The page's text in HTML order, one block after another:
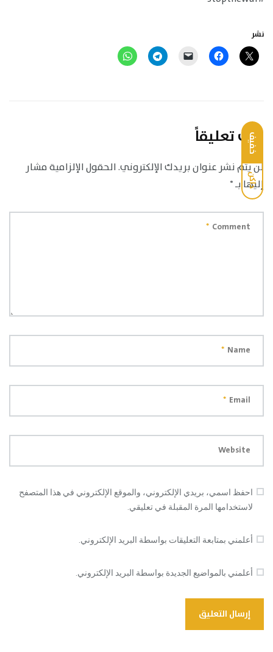
خفيف
داكن
نشر
اترك تعليقاً
لن يتم نشر عنوان بريدك الإلكتروني.الحقول الإلزامية مشار
إليها بـ*
Comment
*
Name
*
Email
*
Website
احفظ اسمي، بريدي الإلكتروني، والموقع الإلكتروني في هذا المتصفح
لاستخدامها المرة المقبلة في تعليقي.
أعلمني بمتابعة التعليقات بواسطة البريد الإلكتروني.
أعلمني بالمواضيع الجديدة بواسطة البريد الإلكتروني.